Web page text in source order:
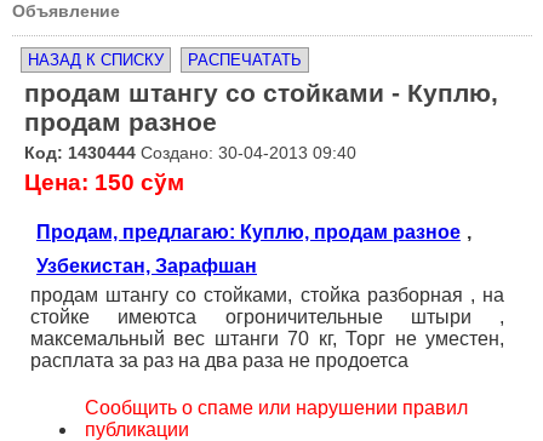
Объявление
НАЗАД К СПИСКУ РАСПЕЧАТАТЬ
продам штангу со стойками - Куплю,
продам разное
Код: 1430444 Создано: 30-04-2013 09:40
Цена: 150 сўм
Продам, предлагаю: Куплю, продам разное ,
Узбекистан, Зарафшан
продам штангу со стойками, стойка разборная , на
стойке имеютса огроничительные штыри ,
максемальный вес штанги 70 кг, Торг не уместен,
расплата за раз на два раза не продоетса
Сообщить о спаме или нарушении правил
публикации